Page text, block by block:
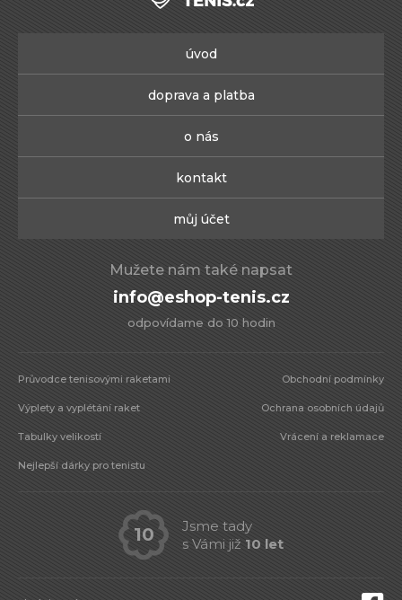
úvod
doprava a platba
o nás
kontakt
můj účet
Mužete nám také napsat
info@eshop-tenis.cz
odpovídame do 10 hodin
Průvodce tenisovými raketami
Výplety a vyplétání raket
Tabulky velikostí
Nejlepší dárky pro tenistu
Obchodní podmínky
Ochrana osobních údajů
Vrácení a reklamace
10
Jsme tady
s Vámi již 10 let